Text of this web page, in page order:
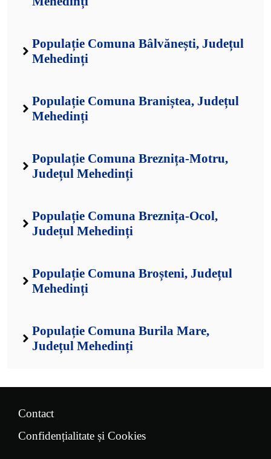
Populație Comuna Bâlvănești, Județul
Mehedinți
Populație Comuna Braniștea, Județul
Mehedinți
Populație Comuna Breznița-Motru,
Județul Mehedinți
Populație Comuna Breznița-Ocol,
Județul Mehedinți
Populație Comuna Broșteni, Județul
Mehedinți
Populație Comuna Burila Mare,
Județul Mehedinți
Contact
Confidențialitate și Cookies